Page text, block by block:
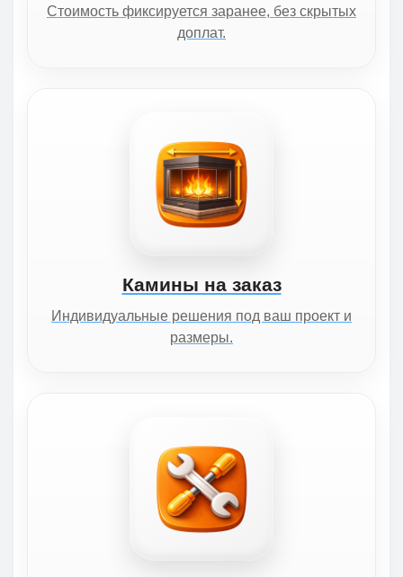
Стоимость фиксируется заранее, без скрытых
доплат.
Камины на заказ
Индивидуальные решения под ваш проект и
размеры.